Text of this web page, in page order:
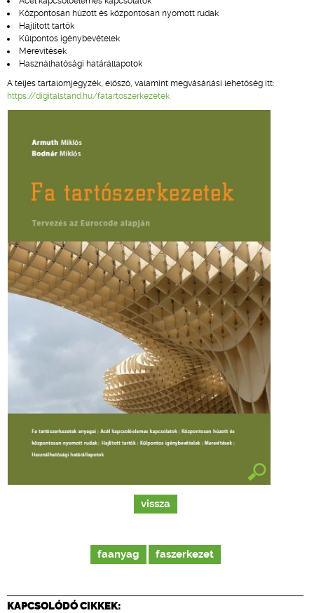
Központosan húzott és központosan nyomott rudak
Hajlított tartók
Külpontos igénybevételek
Merevítések
Használhatósági határállapotok
A teljes tartalomjegyzék, előszó, valamint megvásárlási lehetőség itt:
https://digitalstand.hu/fatartoszerkezetek
vissza
faanyag faszerkezet
KAPCSOLÓDÓ CIKKEK: